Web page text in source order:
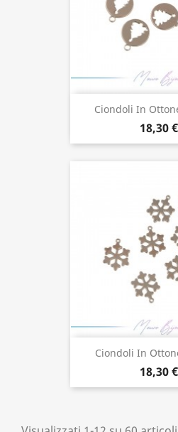
Ciondoli In
18,30 €
Ciondoli In
18,30 €